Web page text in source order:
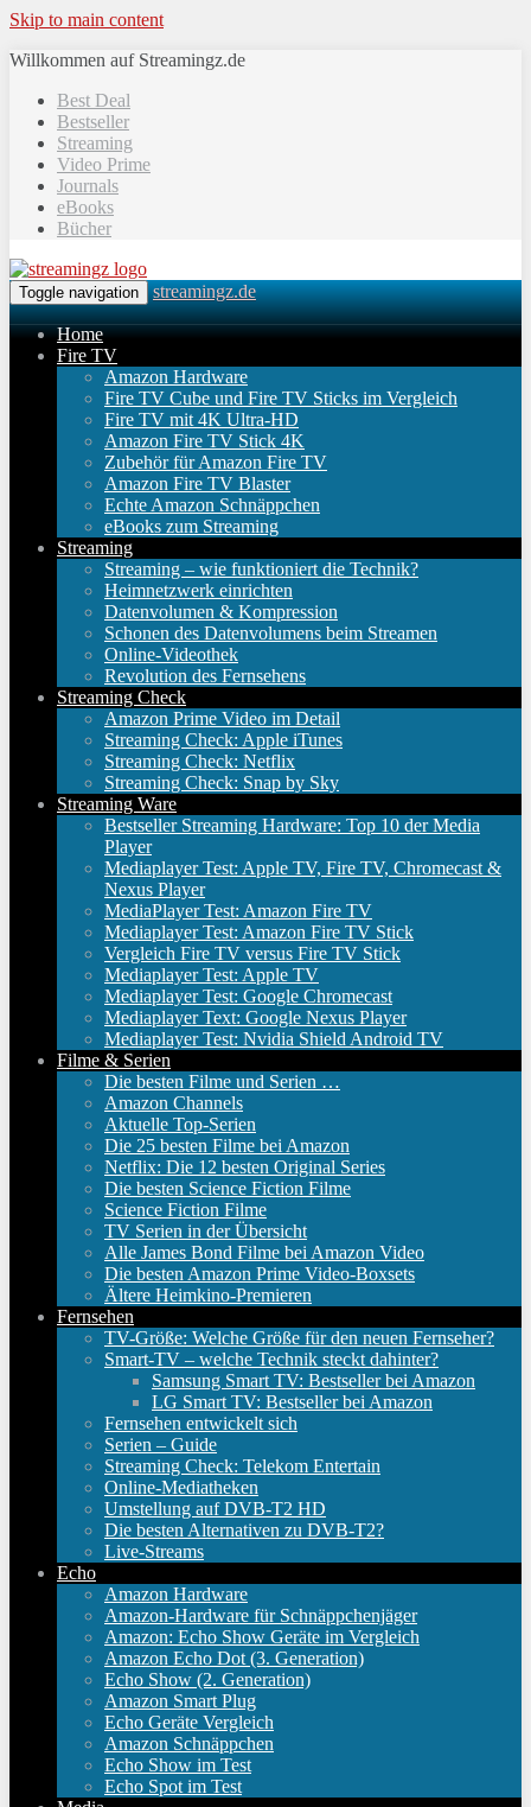
Skip to main content
Willkommen auf Streamingz.de
Best Deal
Bestseller
Streaming
Video Prime
Journals
eBooks
Bücher
Toggle navigation streamingz.de
Home
Fire TV
Amazon Hardware
Fire TV Cube und Fire TV Sticks im Vergleich
Fire TV mit 4K Ultra-HD
Amazon Fire TV Stick 4K
Zubehör für Amazon Fire TV
Amazon Fire TV Blaster
Echte Amazon Schnäppchen
eBooks zum Streaming
Streaming
Streaming – wie funktioniert die Technik?
Heimnetzwerk einrichten
Datenvolumen & Kompression
Schonen des Datenvolumens beim Streamen
Online-Videothek
Revolution des Fernsehens
Streaming Check
Amazon Prime Video im Detail
Streaming Check: Apple iTunes
Streaming Check: Netflix
Streaming Check: Snap by Sky
Streaming Ware
Bestseller Streaming Hardware: Top 10 der Media
Player
Mediaplayer Test: Apple TV, Fire TV, Chromecast &
Nexus Player
MediaPlayer Test: Amazon Fire TV
Mediaplayer Test: Amazon Fire TV Stick
Vergleich Fire TV versus Fire TV Stick
Mediaplayer Test: Apple TV
Mediaplayer Test: Google Chromecast
Mediaplayer Text: Google Nexus Player
Mediaplayer Test: Nvidia Shield Android TV
Filme & Serien
Die besten Filme und Serien …
Amazon Channels
Aktuelle Top-Serien
Die 25 besten Filme bei Amazon
Netflix: Die 12 besten Original Series
Die besten Science Fiction Filme
Science Fiction Filme
TV Serien in der Übersicht
Alle James Bond Filme bei Amazon Video
Die besten Amazon Prime Video-Boxsets
Ältere Heimkino-Premieren
Fernsehen
TV-Größe: Welche Größe für den neuen Fernseher?
Smart-TV – welche Technik steckt dahinter?
Samsung Smart TV: Bestseller bei Amazon
LG Smart TV: Bestseller bei Amazon
Fernsehen entwickelt sich
Serien – Guide
Streaming Check: Telekom Entertain
Online-Mediatheken
Umstellung auf DVB-T2 HD
Die besten Alternativen zu DVB-T2?
Live-Streams
Echo
Amazon Hardware
Amazon-Hardware für Schnäppchenjäger
Amazon: Echo Show Geräte im Vergleich
Amazon Echo Dot (3. Generation)
Echo Show (2. Generation)
Amazon Smart Plug
Echo Geräte Vergleich
Amazon Schnäppchen
Echo Show im Test
Echo Spot im Test